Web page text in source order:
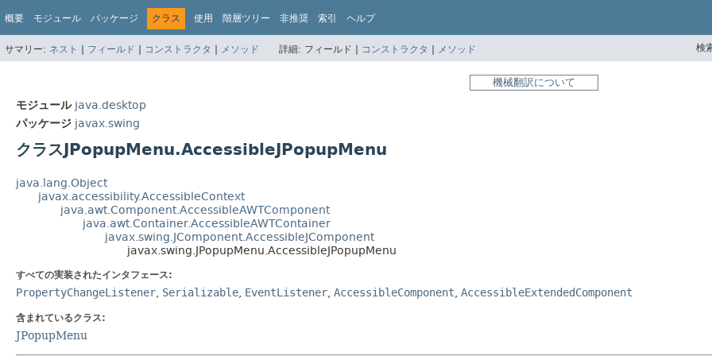
概要 モジュール パッケージ クラス 使用 階層ツリー 非推奨 索引 ヘルプ
サマリー: ネスト | フィールド | コンストラクタ | メソッド 詳細: フィールド | コンストラクタ | メソッド 検
機械翻訳について
モジュール java.desktop
パッケージ javax.swing
クラスJPopupMenu.AccessibleJPopupMenu
java.lang.Object
javax.accessibility.AccessibleContext
java.awt.Component.AccessibleAWTComponent
java.awt.Container.AccessibleAWTContainer
javax.swing.JComponent.AccessibleJComponent
javax.swing.JPopupMenu.AccessibleJPopupMenu
すべての実装されたインタフェース:
PropertyChangeListener Serializable EventListener AccessibleComponent AccessibleExtendedComponent
含まれているクラス:
JPopupMenu